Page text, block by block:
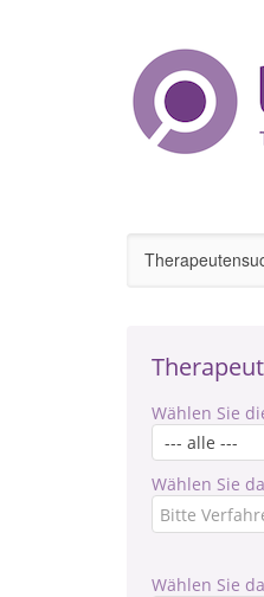
Wählen Sie
Wählen Sie
Wählen Sie